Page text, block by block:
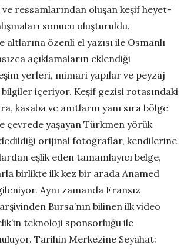
ressamlarından oluşan keşif heyet­
sonucu oluşturuldu.
altlarına özenli el yazısı ile Osmanlı
açıklamaların eklendiği
yerleri, mimari yapılar ve peyzaj
bilgiler içeriyor. Keşif gezisi rotasındaki
kasaba ve anıtların yanı sıra bölge
çevrede yaşayan Türkmen yörük
orijinal fotoğraflar, kendilerine
eşlik eden tamamlayıcı belge,
birlikte ilk kez bir arada Anamed
Aynı zamanda Fransız
Bursa’nın bilinen ilk video
teknoloji sponsorluğu ile
Tarihin Merkezine Seyahat: